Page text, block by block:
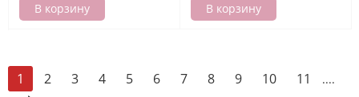
В корзину В корзину
1 2 3 4 5 6 7 8 9 10 11 ....